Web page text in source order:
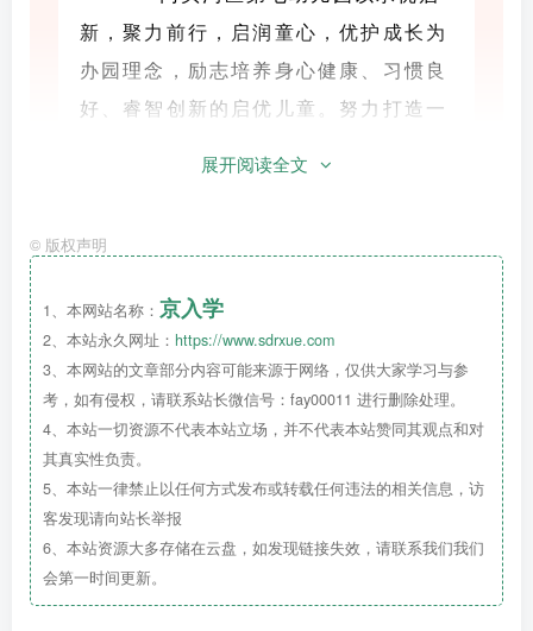
新，聚力前行，启润童心，优护成长为
办园理念，励志培养身心健康、习惯良
好、睿智创新的启优儿童。努力打造一
合，打造幼儿园园本课程，通过构建生
活教育、自然教育、节日节气教育和社
会教育的结合体系，来培养一个德智体
美全面发展的幼儿。
展开阅读全文
© 版权声明
1、本网站名称： 京入学
2、本站永久网址： https://www.sdrxue.com
3、本网站的文章部分内容可能来源于网络，仅供大家学习与参
考，如有侵权，请联系站长微信号：fay00011 进行删除处理。
4、本站一切资源不代表本站立场，并不代表本站赞同其观点和对
其真实性负责。
5、本站一律禁止以任何方式发布或转载任何违法的相关信息，访
客发现请向站长举报
6、本站资源大多存储在云盘，如发现链接失效，请联系我们我们
会第一时间更新。